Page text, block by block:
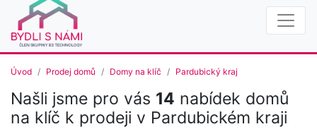
Úvod Prodej domů Domy na klíč Pardubický kraj
Našli jsme pro vás 14 nabídek domů
na klíč k prodeji v Pardubickém kraji